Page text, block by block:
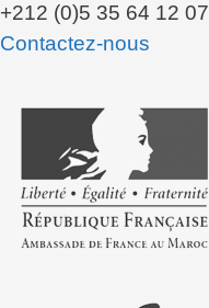
+212 (0)5 35 64 12 07
Contactez-nous